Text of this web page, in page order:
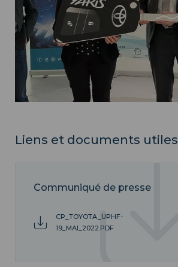
Liens et documents utiles
Communiqué de presse
CP_TOYOTA_UPHF-
19_MAI_2022.PDF